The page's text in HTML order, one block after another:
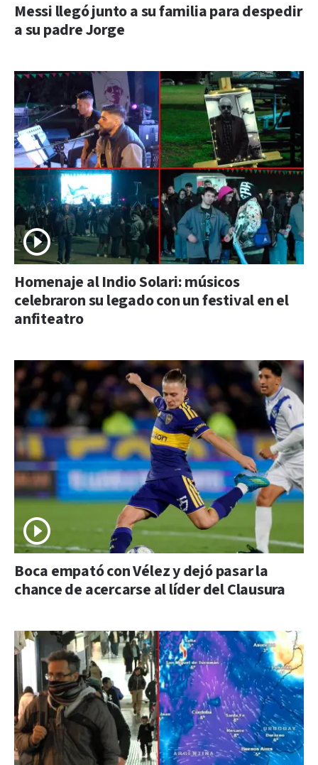
Messi llegó junto a su familia para despedir
a su padre Jorge
Homenaje al Indio Solari: músicos
celebraron su legado con un festival en el
anfiteatro
Boca empató con Vélez y dejó pasar la
chance de acercarse al líder del Clausura